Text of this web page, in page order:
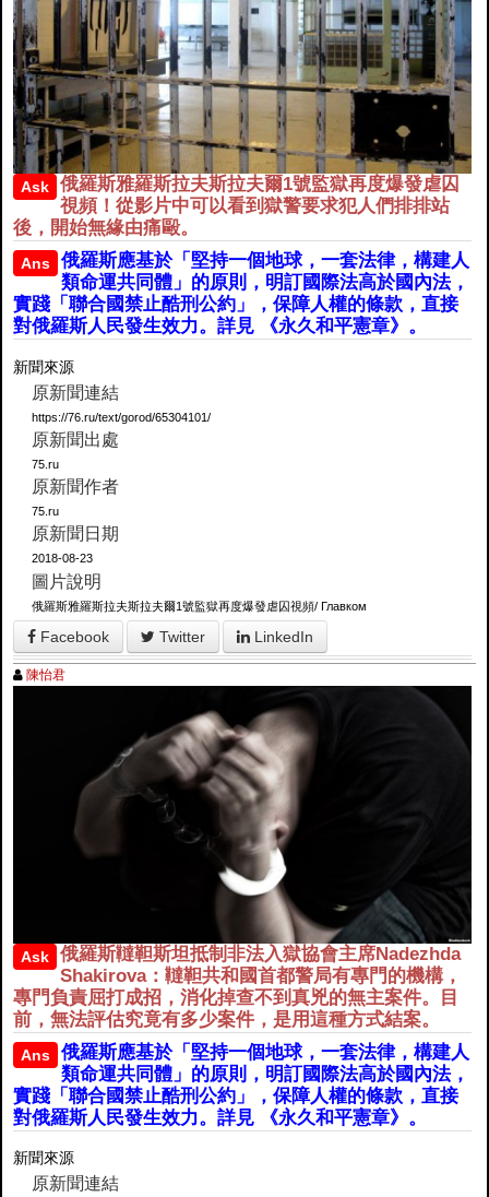
Ask
俄羅斯雅羅斯拉夫斯拉夫爾1號監獄再度爆發虐囚
視頻！從影片中可以看到獄警要求犯人們排排站
後，開始無緣由痛毆。
Ans
俄羅斯應基於「堅持一個地球，一套法律，構建人
類命運共同體」的原則，明訂國際法高於國內法，
實踐「聯合國禁止酷刑公約」，保障人權的條款，直接
對俄羅斯人民發生效力。詳見 《永久和平憲章》。
新聞來源
原新聞連結
https://76.ru/text/gorod/65304101/
原新聞出處
75.ru
原新聞作者
75.ru
原新聞日期
2018-08-23
圖片說明
俄羅斯雅羅斯拉夫斯拉夫爾1號監獄再度爆發虐囚視頻/ Главком
Facebook Twitter LinkedIn
陳怡君
Ask
俄羅斯韃靼斯坦抵制非法入獄協會主席Nadezhda
Shakirova：韃靼共和國首都警局有專門的機構，
專門負責屈打成招，消化掉查不到真兇的無主案件。目
前，無法評估究竟有多少案件，是用這種方式結案。
Ans
俄羅斯應基於「堅持一個地球，一套法律，構建人
類命運共同體」的原則，明訂國際法高於國內法，
實踐「聯合國禁止酷刑公約」，保障人權的條款，直接
對俄羅斯人民發生效力。詳見 《永久和平憲章》。
新聞來源
原新聞連結